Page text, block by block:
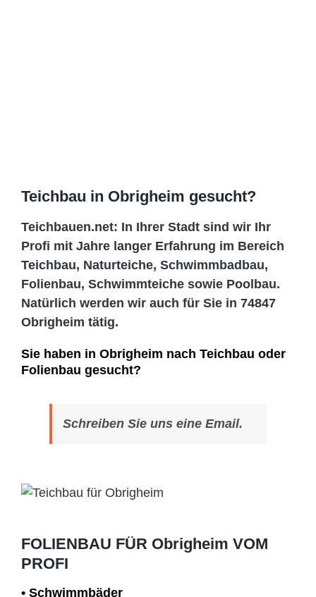
Teichbau in Obrigheim gesucht?
Teichbauen.net: In Ihrer Stadt sind wir Ihr
Profi mit Jahre langer Erfahrung im Bereich
Teichbau, Naturteiche, Schwimmbadbau,
Folienbau, Schwimmteiche sowie Poolbau.
Natürlich werden wir auch für Sie in 74847
Obrigheim tätig.
Sie haben in Obrigheim nach Teichbau oder
Folienbau gesucht?
Schreiben Sie uns eine Email.
FOLIENBAU FÜR Obrigheim VOM
PROFI
• Schwimm­bäder